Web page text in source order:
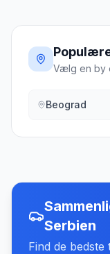
Vælg en by
Beograd
Serbien
Find de